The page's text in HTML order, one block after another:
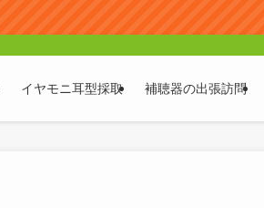
イヤモニ耳型採取 補聴器の出張訪問